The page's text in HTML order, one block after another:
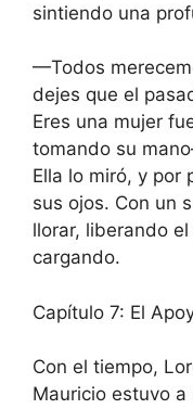
sintiendo una
—Todos
dejes que el
Eres una mujer
tomando su
Ella lo miró, y por
sus ojos. Con un
llorar, liberando
cargando.
Capítulo 7: El
Con el tiempo,
Mauricio estuvo